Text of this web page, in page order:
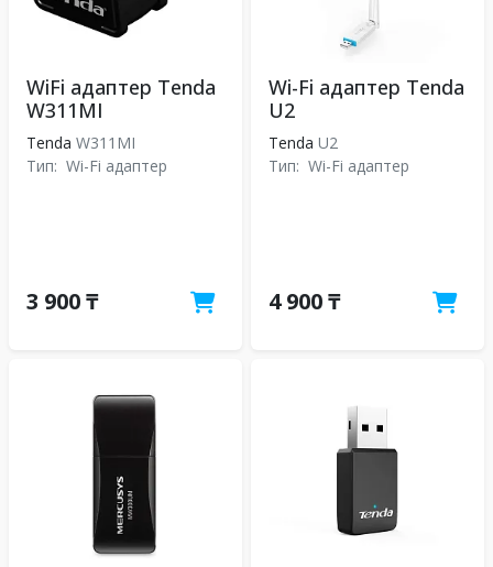
WiFi адаптер Tenda
W311MI
Tenda W311MI
Тип: Wi-Fi адаптер
3 900 ₸
Wi-Fi адаптер Tenda
U2
Tenda U2
Тип: Wi-Fi адаптер
4 900 ₸